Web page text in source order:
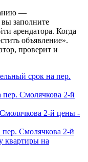
—
заполните
арендатора. Когда
объявление».
проверит и
срок на пер.
пер. Смолячкова 2-й
2-й цены -
пер. Смолячкова 2-й
квартиры на